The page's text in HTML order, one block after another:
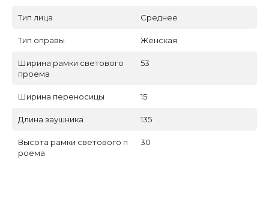
Тип лица Среднее
Тип оправы Женская
Ширина рамки светового
проема
53
Ширина переносицы 15
Длина заушника 135
Высота рамки светового п
роема
30